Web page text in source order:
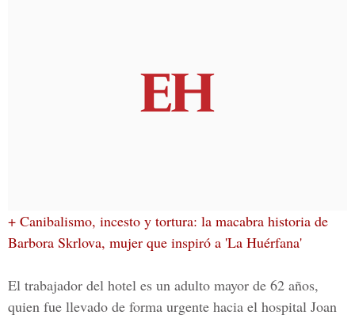
+ Canibalismo, incesto y tortura: la macabra historia de
Barbora Skrlova, mujer que inspiró a 'La Huérfana'
El trabajador del hotel es un adulto mayor de 62 años,
quien fue llevado de forma urgente hacia el hospital Joan